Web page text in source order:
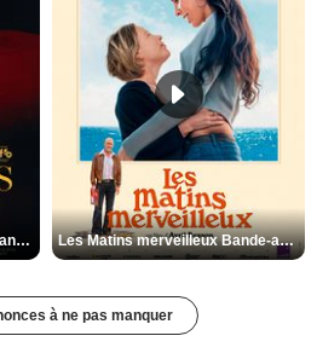
Les Silences de Riyad Bande-annonce VO STFR Les Matins merveilleux Bande-annonce VF
à ne pas manquer